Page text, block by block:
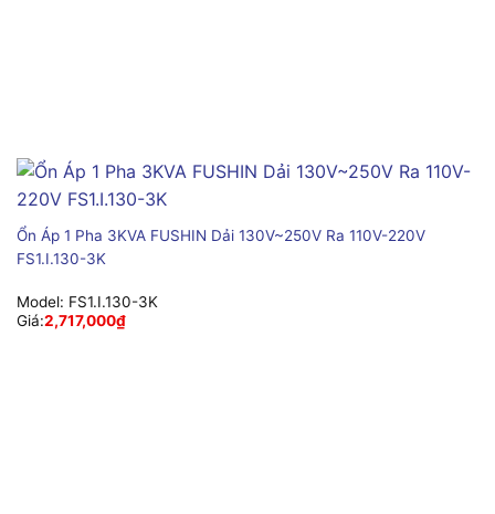
Ổn Áp 1 Pha 3KVA FUSHIN Dải 130V~250V Ra 110V-220V
FS1.I.130-3K
Model: FS1.I.130-3K
Giá:2,717,000₫